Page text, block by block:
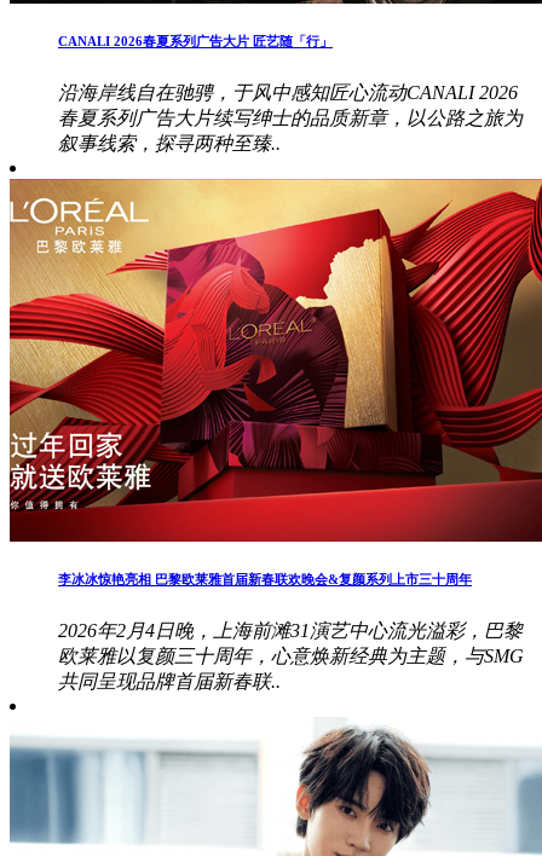
CANALI 2026春夏系列广告大片 匠艺随「行」
沿海岸线自在驰骋，于风中感知匠心流动CANALI 2026
春夏系列广告大片续写绅士的品质新章，以公路之旅为
叙事线索，探寻两种至臻..
李冰冰惊艳亮相 巴黎欧莱雅首届新春联欢晚会&复颜系列上市三十周年
2026年2月4日晚，上海前滩31演艺中心流光溢彩，巴黎
欧莱雅以复颜三十周年，心意焕新经典为主题，与SMG
共同呈现品牌首届新春联..